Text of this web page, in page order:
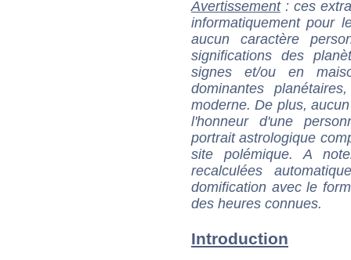
Avertissement: ces
informatiquement pour
aucun caractère
significations des
signes et/ou en
dominantes
moderne. De plus,
l'honneur d'une
portrait astrologique
site polémique. A
recalculées
domification avec le
des heures connues.
Introduction